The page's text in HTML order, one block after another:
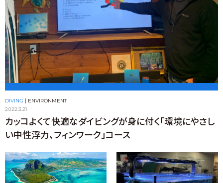
DIVING | ENVIRONMENT
2022.3.21
カッコよくて快適なダイビングが身に付く「環境にやさし
い中性浮力、フィンワーク」コース